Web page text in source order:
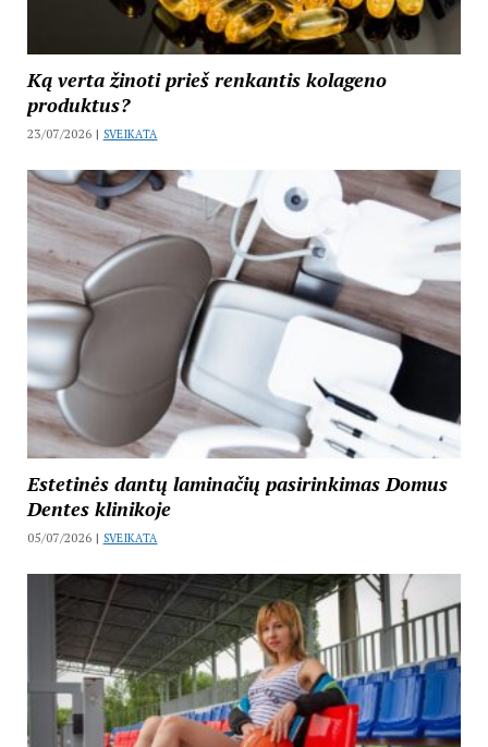
Ką verta žinoti prieš renkantis kolageno
produktus?
23/07/2026 | SVEIKATA
Estetinės dantų laminačių pasirinkimas Domus
Dentes klinikoje
05/07/2026 | SVEIKATA